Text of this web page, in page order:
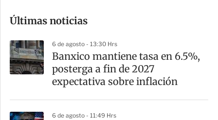
m
a
r
t
Últimas noticias
6 de agosto - 13:30 Hrs
Banxico mantiene tasa en 6.5%,
posterga a fin de 2027
expectativa sobre inflación
6 de agosto - 11:49 Hrs